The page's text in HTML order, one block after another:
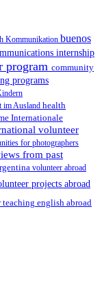
Kommunikation buenos
internship
program community
programs
im Ausland health
Internationale
volunteer
for photographers
from past
volunteer abroad
projects abroad
english abroad